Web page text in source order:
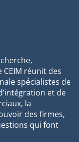
CEIM réunit des
spécialistes de
et de
la
des firmes,
qui font